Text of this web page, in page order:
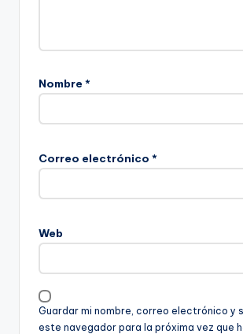
Nombre *
Correo electrónico *
Web
Guardar mi nombre, correo electrónico y
este navegador para la próxima vez que